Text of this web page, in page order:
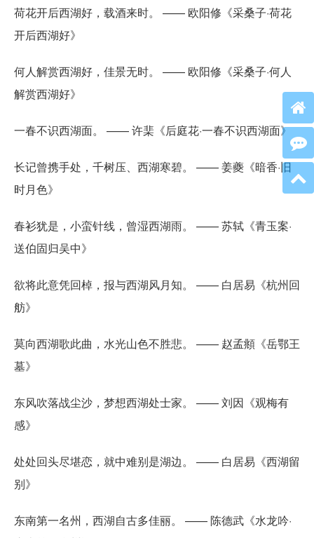
荷花开后西湖好，载酒来时。 —— 欧阳修《采桑子·荷花
开后西湖好》
何人解赏西湖好，佳景无时。 —— 欧阳修《采桑子·何人
解赏西湖好》
一春不识西湖面。 —— 许棐《后庭花·一春不识西湖面》
长记曾携手处，千树压、西湖寒碧。 —— 姜夔《暗香·旧
时月色》
春衫犹是，小蛮针线，曾湿西湖雨。 —— 苏轼《青玉案·
送伯固归吴中》
欲将此意凭回棹，报与西湖风月知。 —— 白居易《杭州回
舫》
莫向西湖歌此曲，水光山色不胜悲。 —— 赵孟頫《岳鄂王
墓》
东风吹落战尘沙，梦想西湖处士家。 —— 刘因《观梅有
感》
处处回头尽堪恋，就中难别是湖边。 —— 白居易《西湖留
别》
东南第一名州，西湖自古多佳丽。 —— 陈德武《水龙吟·